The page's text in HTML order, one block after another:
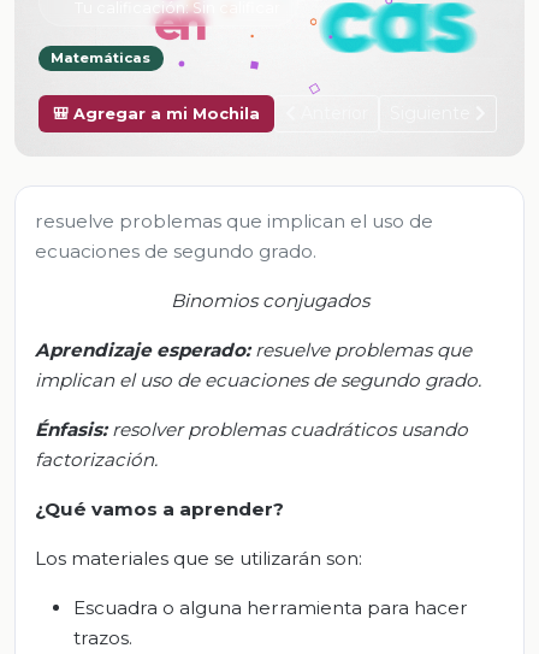
Tu calificación:Sin calificar
Matemáticas
🎒 Agregar a mi Mochila
resuelve problemas que implican el uso de
ecuaciones de segundo grado.
Binomios conjugados
Aprendizaje esperado: resuelve problemas que
implican el uso de ecuaciones de segundo grado.
Énfasis: resolver problemas cuadráticos usando
factorización.
¿Qué vamos a aprender?
Los materiales que se utilizarán son:
Escuadra o alguna herramienta para hacer
trazos.